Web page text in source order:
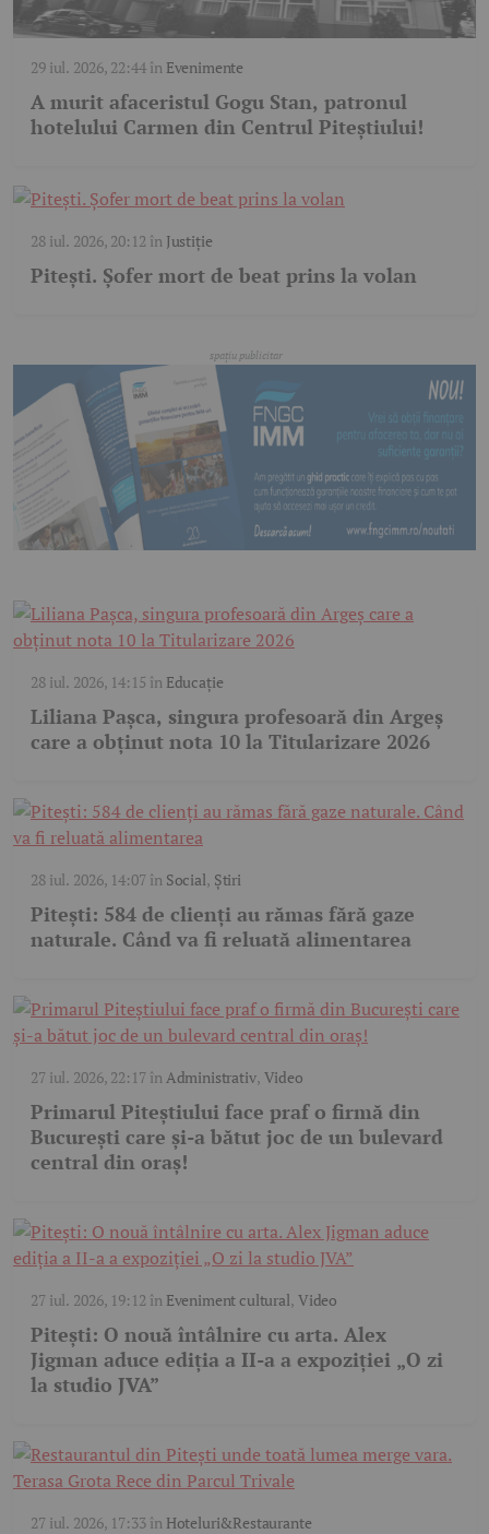
29 iul. 2026, 22:44în Evenimente
A murit afaceristul Gogu Stan, patronul
hotelului Carmen din Centrul Piteștiului!
28 iul. 2026, 20:12 în Justiție
Pitești. Șofer mort de beat prins la volan
28 iul. 2026, 14:15 în Educație
Liliana Pașca, singura profesoară din Argeș
care a obținut nota 10 la Titularizare 2026
28 iul. 2026, 14:07în Social, Știri
Pitești: 584 de clienți au rămas fără gaze
naturale. Când va fi reluată alimentarea
27 iul. 2026, 22:17în Administrativ, Video
Primarul Piteștiului face praf o firmă din
București care și-a bătut joc de un bulevard
central din oraș!
27 iul. 2026, 19:12 în Eveniment cultural, Video
Pitești: O nouă întâlnire cu arta. Alex
Jigman aduce ediția a II-a a expoziției „O zi
la studio JVA”
27 iul. 2026, 17:33în Hoteluri&Restaurante